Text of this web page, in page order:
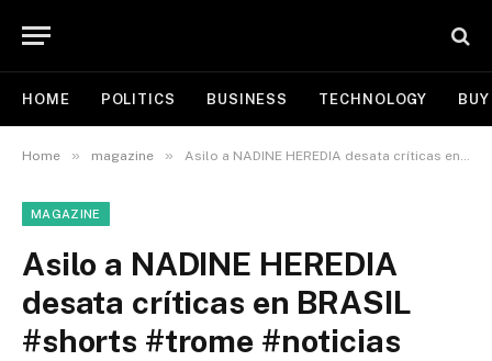
HOME POLITICS BUSINESS TECHNOLOGY
Home » magazine » Asilo a NADINE HEREDIA desata críticas en BRASIL #shorts #trome #noticias
MAGAZINE
Asilo a NADINE HEREDIA
desata críticas en BRASIL
#shorts #trome #noticias